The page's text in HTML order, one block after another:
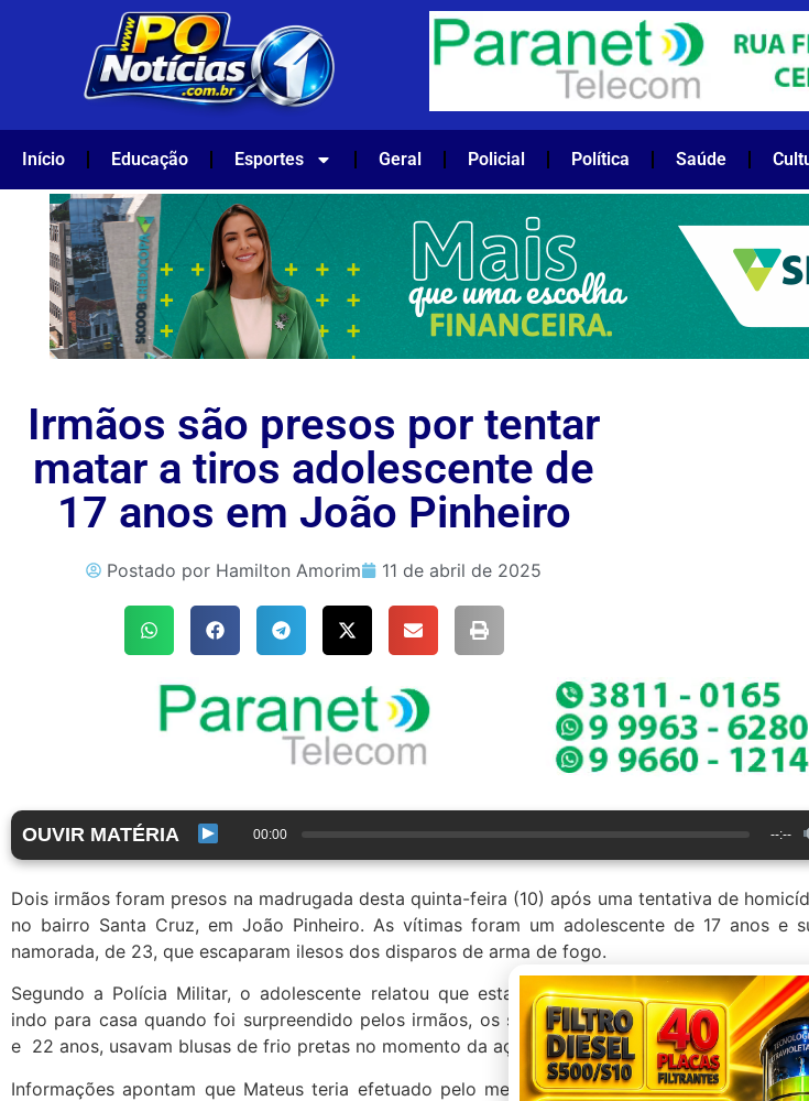
Início Educação Esportes Geral Policial Política Saúde
Irmãos são presos por tentar
matar a tiros adolescente de
17 anos em João Pinheiro
Postado por Hamilton Amorim 11 de abril de 2025
OUVIR MATÉRIA 00:00 --:--
Dois irmãos foram presos na madrugada desta quinta-feira (10) após uma tentativa de
no bairro Santa Cruz, em João Pinheiro. As vítimas foram um adolescente de 17 anos e
namorada, de 23, que escaparam ilesos dos disparos de arma de fogo.
Segundo a Polícia Militar, o adolescente relatou que estava com a namorada
indo para casa quando foi surpreendido pelos irmãos, os suspeitos de 26 anos
e 22 anos, usavam blusas de frio pretas no momento da ação.
Informações apontam que Mateus teria efetuado pelo menos seis disparos em sua direção.